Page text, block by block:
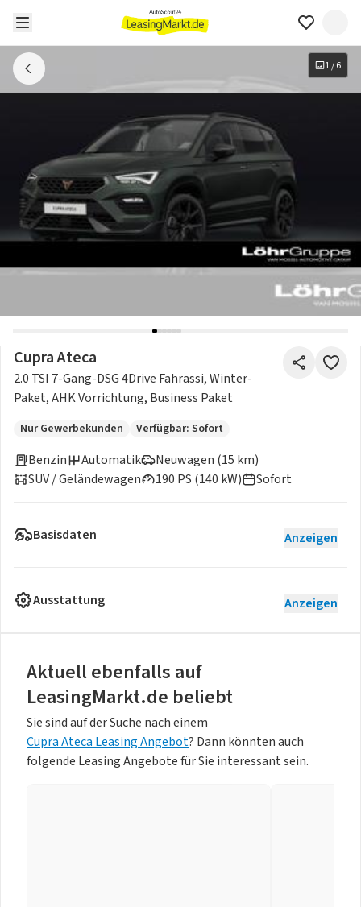
1/6
Cupra Ateca
2.0 TSI 7-Gang-DSG 4Drive Fahrassi, Winter-
Paket, AHK Vorrichtung, Business Paket
Nur Gewerbekunden Verfügbar: Sofort
Benzin
Neuwagen (15 km)
190 PS (140 kW)
Automatik
SUV / Geländewagen
Sofort
Basisdaten Anzeigen
Ausstattung Anzeigen
Aktuell ebenfalls auf
LeasingMarkt.de beliebt
Sie sind auf der Suche nach einem
Cupra Ateca Leasing Angebot? Dann könnten auch
folgende Leasing Angebote für Sie interessant sein.